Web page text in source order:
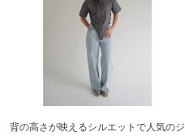
背の高さが映えるシルエットで人気のジ